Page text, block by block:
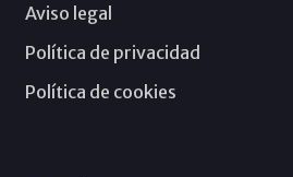
Aviso legal
Política de privacidad
Política de cookies